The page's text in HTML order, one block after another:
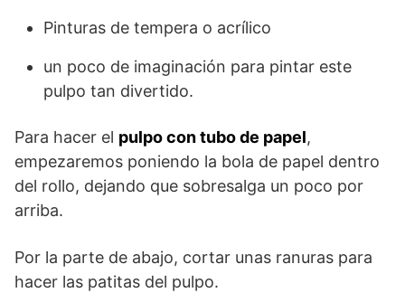
Pinturas de tempera o acrílico
un poco de imaginación para pintar este
pulpo tan divertido.
Para hacer el pulpo con tubo de papel,
empezaremos poniendo la bola de papel dentro
del rollo, dejando que sobresalga un poco por
arriba.
Por la parte de abajo, cortar unas ranuras para
hacer las patitas del pulpo.